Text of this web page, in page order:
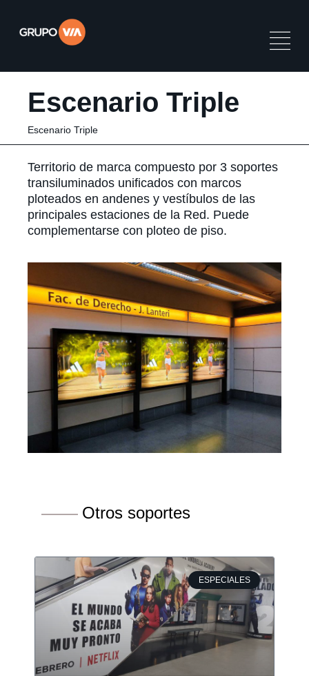
Escenario Triple
Escenario Triple
Territorio de marca compuesto por 3 soportes
transiluminados unificados con marcos
ploteados en andenes y vestíbulos de las
principales estaciones de la Red. Puede
complementarse con ploteo de piso.
Otros soportes
ESPECIALES